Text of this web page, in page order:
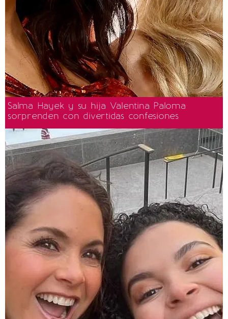
Salma Hayek y su hija Valentina Paloma
sorprenden con divertidas confesiones